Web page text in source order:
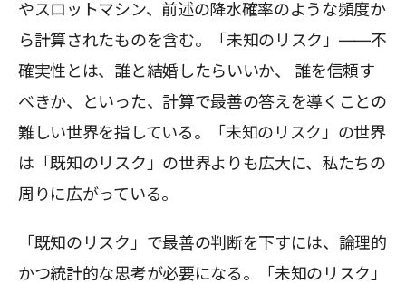
やスロットマシン、前述の降水確率のような頻度か
ら計算されたものを含む。「未知のリスク」――不
確実性とは、誰と結婚したらいいか、 誰を信頼す
べきか、といった、計算で最善の答えを導くことの
難しい世界を指している。「未知のリスク」の世界
は「既知のリスク」の世界よりも広大に、私たちの
周りに広がっている。
「既知のリスク」で最善の判断を下すには、論理的
かつ統計的な思考が必要になる。「未知のリスク」